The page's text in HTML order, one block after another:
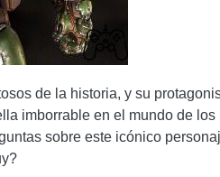
de la historia, y su
imborrable en el mundo de los
sobre este icónico